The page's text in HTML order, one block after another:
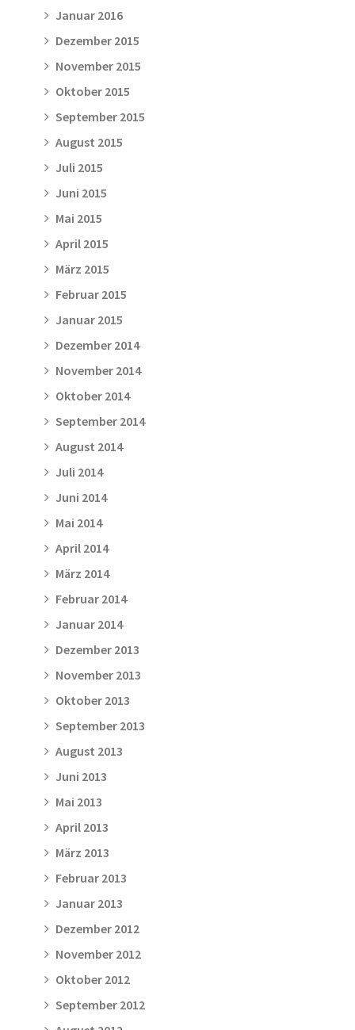
Januar 2016
Dezember 2015
November 2015
Oktober 2015
September 2015
August 2015
Juli 2015
Juni 2015
Mai 2015
April 2015
März 2015
Februar 2015
Januar 2015
Dezember 2014
November 2014
Oktober 2014
September 2014
August 2014
Juli 2014
Juni 2014
Mai 2014
April 2014
März 2014
Februar 2014
Januar 2014
Dezember 2013
November 2013
Oktober 2013
September 2013
August 2013
Juni 2013
Mai 2013
April 2013
März 2013
Februar 2013
Januar 2013
Dezember 2012
November 2012
Oktober 2012
September 2012